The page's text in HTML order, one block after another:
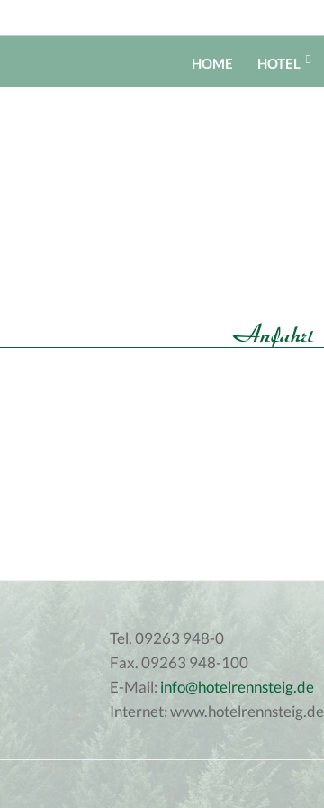
HOME HOTEL
Anfahrt
Tel. 09263 948-0
Fax. 09263 948-100
E-Mail: info@hotelrennsteig.de
Internet: www.hotelrennsteig.de